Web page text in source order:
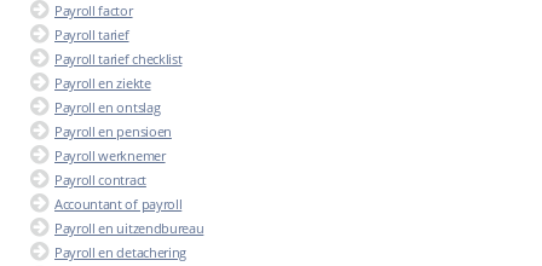
Payroll factor
Payroll tarief
Payroll tarief checklist
Payroll en ziekte
Payroll en ontslag
Payroll en pensioen
Payroll werknemer
Payroll contract
Accountant of payroll
Payroll en uitzendbureau
Payroll en detachering